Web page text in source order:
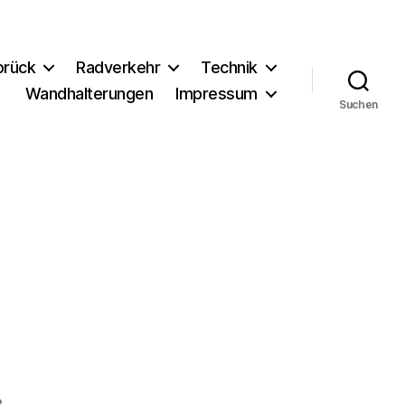
Radverkehr
Technik
Wandhalterungen
Impressum
Suchen
zu